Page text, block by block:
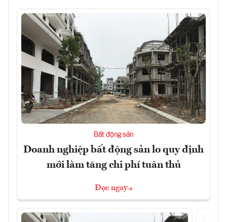
Bất động sản
Doanh nghiệp bất động sản lo quy định
mới làm tăng chi phí tuân thủ
Đọc ngay